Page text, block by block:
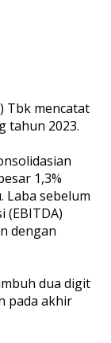
Tbk mencatat
tahun 2023.
1,3%
Laba sebelum
(EBITDA)
dengan
dua digit
pada akhir